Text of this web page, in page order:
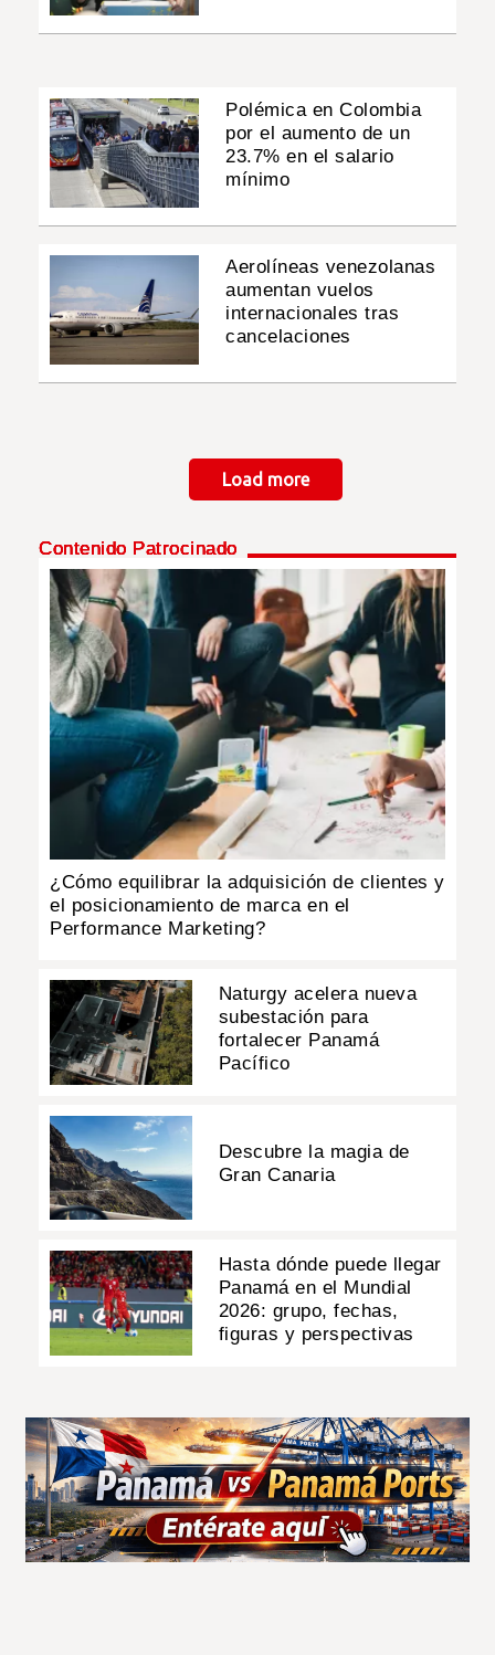
Polémica en Colombia
por el aumento de un
23.7% en el salario
mínimo
Aerolíneas venezolanas
aumentan vuelos
internacionales tras
cancelaciones
Load more
Contenido Patrocinado
¿Cómo equilibrar la adquisición de clientes y
el posicionamiento de marca en el
Performance Marketing?
Naturgy acelera nueva
subestación para
fortalecer Panamá
Pacífico
Descubre la magia de
Gran Canaria
Hasta dónde puede llegar
Panamá en el Mundial
2026: grupo, fechas,
figuras y perspectivas